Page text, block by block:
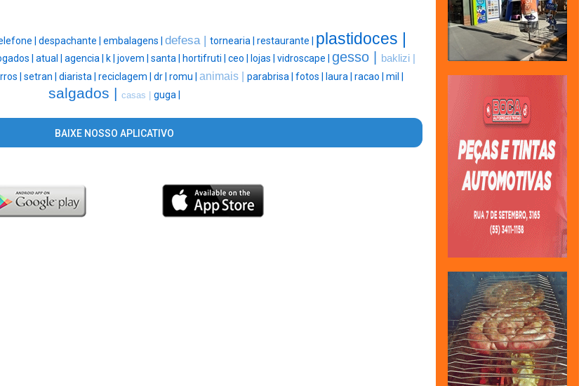
| despachante | embalagens | defesa | tornearia | restaurante | plastidoces |
| atual | agencia | k | jovem | santa | hortifruti | ceo | lojas | vidroscape | gesso | baklizi |
| setran | diarista | reciclagem | dr | romu | animais | parabrisa | fotos | laura | racao | mil |
salgados | casas | guga |
BAIXE NOSSO APLICATIVO